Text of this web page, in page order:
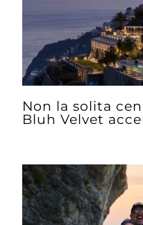
Non la solita
Bluh Velvet